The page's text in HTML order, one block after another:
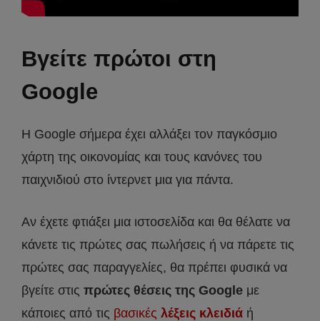
Βγείτε πρώτοι στη
Google
H Google σήμερα έχει αλλάξει τον παγκόσμιο
χάρτη της οικονομίας και τους κανόνες του
παιχνιδιού στο ίντερνετ μια για πάντα.
Αν έχετε φτιάξει μια ιστοσελίδα και θα θέλατε να
κάνετε τις πρώτες σας πωλήσεις ή να πάρετε τις
πρώτες σας παραγγελίες, θα πρέπει φυσικά να
βγείτε στις πρώτες θέσεις της Google με
κάποιες από τις βασικές λέξεις κλειδιά ή